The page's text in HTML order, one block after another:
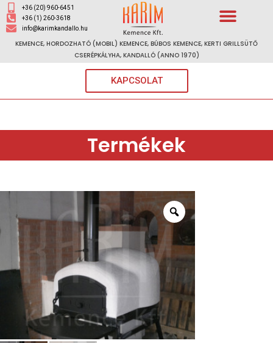
+36 (20) 960-6451
+36 (1) 260-3618
info@karimkandallo.hu
KEMENCE, HORDOZHATÓ (MOBIL) KEMENCE, BÚBOS KEMENCE, KERTI GRILLSÜTŐ
CSERÉPKÁLYHA, KANDALLÓ (ANNO 1970)
KAPCSOLAT
Termékek